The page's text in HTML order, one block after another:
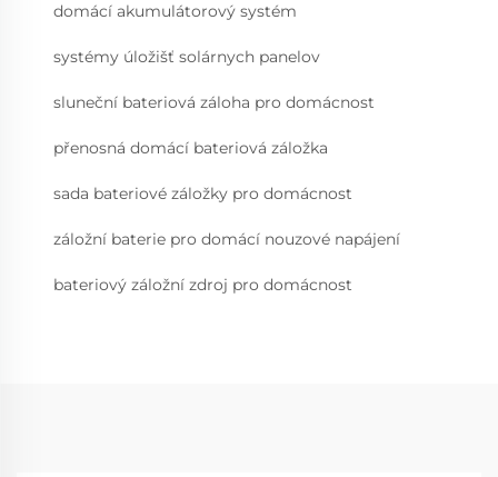
domácí akumulátorový systém
systémy úložišť solárnych panelov
sluneční bateriová záloha pro domácnost
přenosná domácí bateriová záložka
sada bateriové záložky pro domácnost
záložní baterie pro domácí nouzové napájení
bateriový záložní zdroj pro domácnost